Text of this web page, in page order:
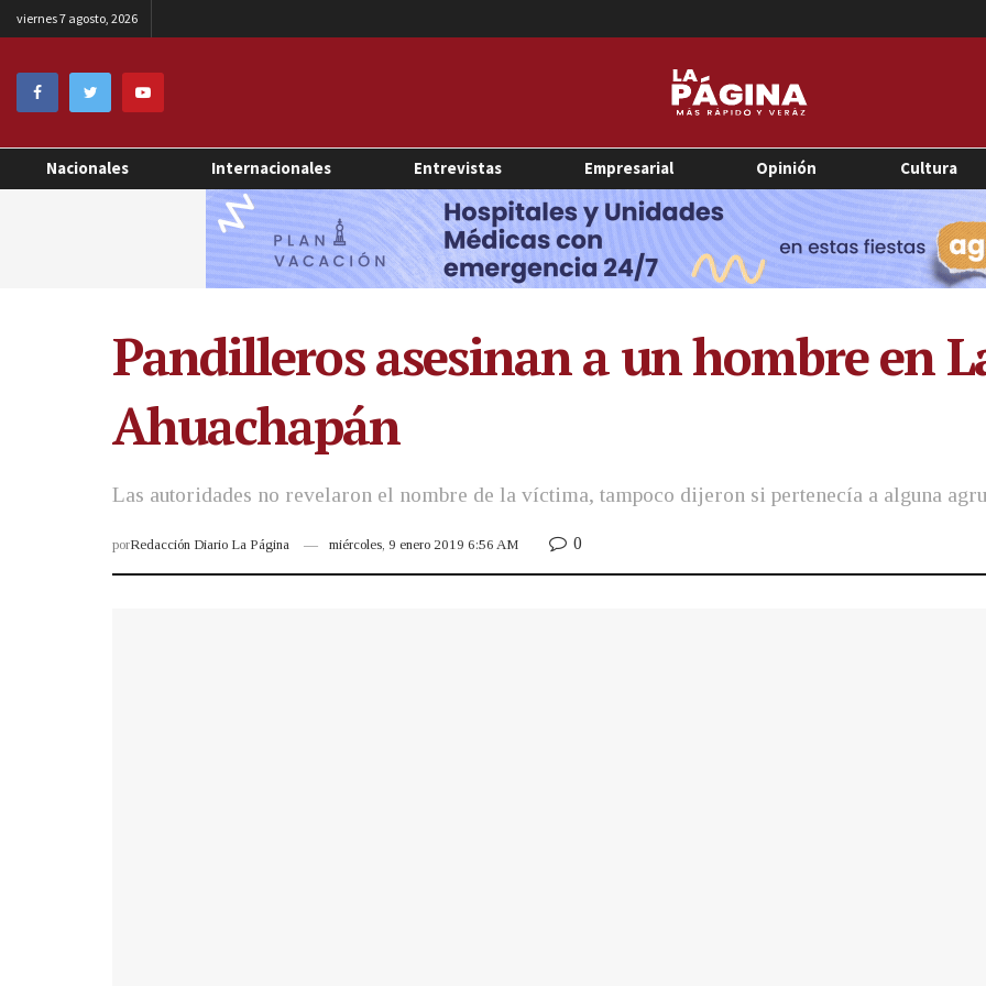
viernes 7 agosto, 2026
Nacionales Internacionales Entrevistas Empresarial Opinión Cultura
Pandilleros asesinan a un hombre en
Ahuachapán
Las autoridades no revelaron el nombre de la víctima, tampoco dijeron si pertenecía a alguna
porRedacción Diario La Página miércoles, 9 enero 2019 6:56 AM 0